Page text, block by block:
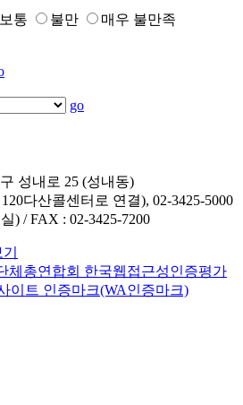
보통 불만
매우 불만족
go
성내로 25 (성내동)
다산콜센터로 연결), 02-3425-5000
) / FAX : 02-3425-7200